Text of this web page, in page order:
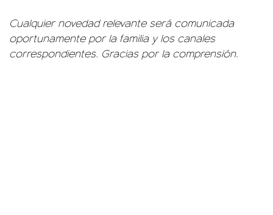
Cualquier novedad relevante será comunicada
oportunamente por la familia y los canales
correspondientes. Gracias por la comprensión.